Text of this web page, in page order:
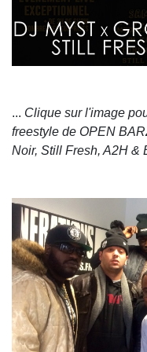
... Clique sur l'image
freestyle de OPEN
Noir, Still Fresh, A2H &